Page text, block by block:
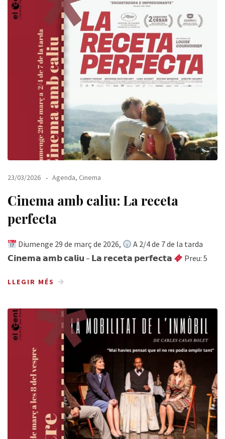
23/03/2026 Agenda, Cinema
Cinema amb caliu: La receta
perfecta
Diumenge 29 de març de 2026,
A 2/4 de 7 de la tarda
𝗖𝗶𝗻𝗲𝗺𝗮 𝗮𝗺𝗯 𝗰𝗮𝗹𝗶𝘂 – 𝗟𝗮 𝗿𝗲𝗰𝗲𝘁𝗮 𝗽𝗲𝗿𝗳𝗲𝗰𝘁𝗮
Preu: 5
LLEGIR MÉS